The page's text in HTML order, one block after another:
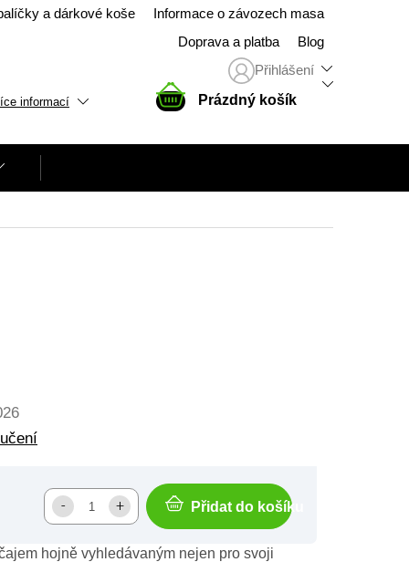
a dárkové koše
Informace o závozech masa
Doprava a platba
Blog
Přihlášení
informací
NÁKUPNÍ
KOŠÍK
Prázdný košík
Přidat do košíku
hojně vyhledávaným nejen pro svoji